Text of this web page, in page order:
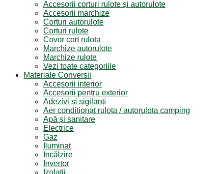
Accesorii corturi rulote și autorulote
Accesorii marchize
Corturi autorulote
Corturi rulote
Covor cort rulota
Marchize autorulote
Marchize rulote
Vezi toate categoriile
Materiale Conversii
Accesorii interior
Accesorii pentru exterior
Adezivi și sigilanți
Aer conditionat rulota / autorulota camping
Apă și sanitare
Electrice
Gaz
Iluminat
Incălzire
Invertor
Izolații